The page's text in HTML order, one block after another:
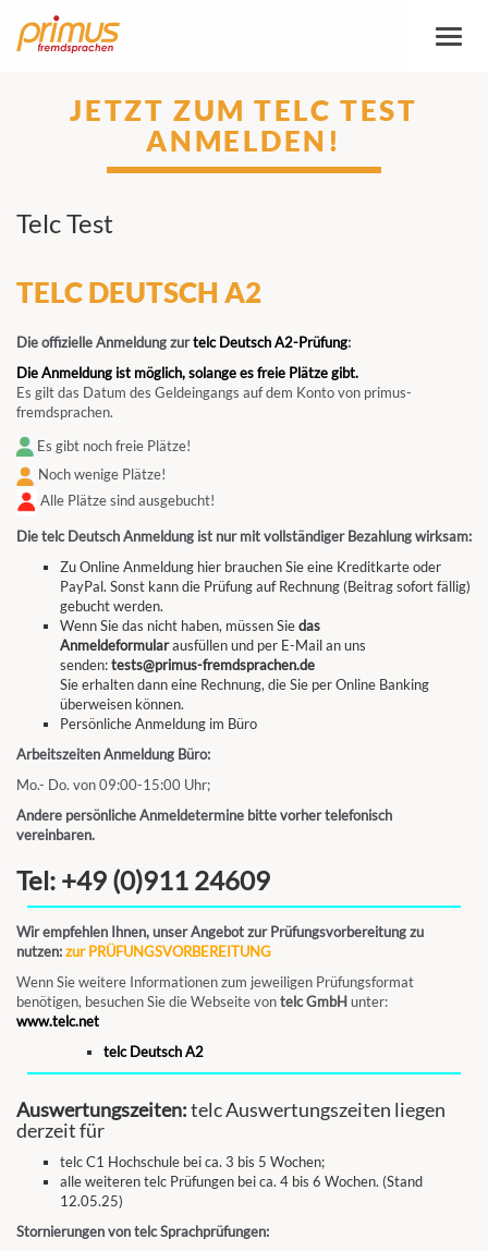
Toggle
JETZT ZUM TELC TEST
ANMELDEN!
Telc Test
TELC DEUTSCH A2
Die offizielle Anmeldung zurtelc Deutsch A2-Prüfung:
Die Anmeldung ist möglich, solange es freie Plätze gibt.
Es gilt das Datum des Geldeingangs auf dem Konto von primus-
fremdsprachen.
Es gibt noch freie Plätze!
Noch wenige Plätze!
Alle Plätze sind ausgebucht!
Die telc Deutsch Anmeldung ist nur mit vollständiger Bezahlung wirksam:
Zu Online Anmeldung hier brauchen Sie eine Kreditkarte oder
PayPal. Sonst kann die Prüfung auf Rechnung (Beitrag sofort fällig)
gebucht werden.
Wenn Sie das nicht haben, müssen Siedas
Anmeldeformularausfüllen und per E-Mail an uns
senden:tests@primus-fremdsprachen.de
Sie erhalten dann eine Rechnung, die Sie per Online Banking
überweisen können.
Persönliche Anmeldung im Büro
Arbeitszeiten Anmeldung Büro:
Mo.- Do. von 09:00-15:00 Uhr;
Andere persönliche Anmeldetermine bitte vorher telefonisch
vereinbaren.
Tel: +49 (0)911 24609
Wir empfehlen Ihnen, unser Angebot zur Prüfungsvorbereitung zu
nutzen:zur PRÜFUNGSVORBEREITUNG
Wenn Sie weitere Informationen zum jeweiligen Prüfungsformat
benötigen, besuchen Sie die Webseite vontelc GmbHunter:
www.telc.net
telc Deutsch A2
Auswertungszeiten:telc Auswertungszeiten liegen
derzeit für
telc C1 Hochschule bei ca. 3 bis 5 Wochen;
alle weiteren telc Prüfungen bei ca. 4 bis 6 Wochen. (Stand
12.05.25)
Stornierungen von telc Sprachprüfungen: